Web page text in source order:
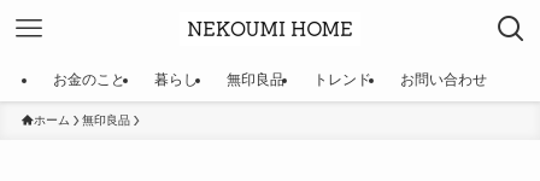
お金のこと 暮らし 無印良品 トレンド お問い合わせ
ホーム 無印良品